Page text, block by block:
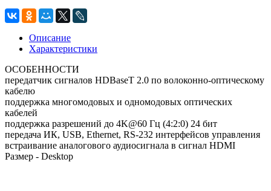
Описание
Характеристики
ОСОБЕННОСТИ
передатчик сигналов HDBaseT 2.0 по волоконно-оптическому
кабелю
поддержка многомодовых и одномодовых оптических
кабелей
поддержка разрешений до 4K@60 Гц (4:2:0) 24 бит
передача ИК, USB, Ethernet, RS-232 интерфейсов управления
встраивание аналогового аудиосигнала в сигнал HDMI
Размер - Desktop